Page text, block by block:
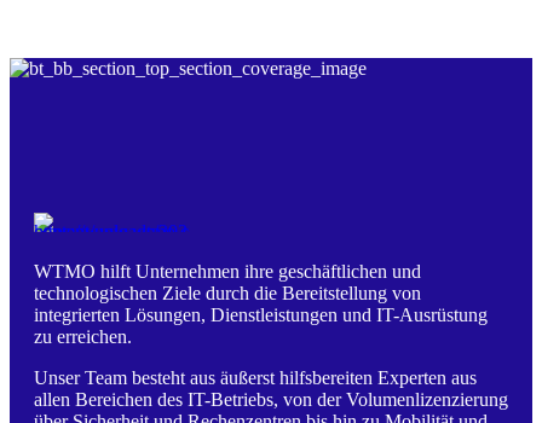
WTMO hilft Unternehmen ihre geschäftlichen und
technologischen Ziele durch die Bereitstellung von
integrierten Lösungen, Dienstleistungen und IT-Ausrüstung
zu erreichen.
Unser Team besteht aus äußerst hilfsbereiten Experten aus
allen Bereichen des IT-Betriebs, von der Volumenlizenzierung